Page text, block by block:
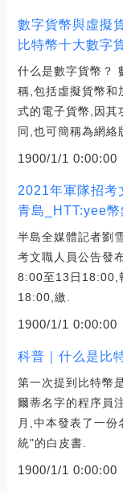
數字貨幣與虛擬
比特幣十大數字
什么是數字貨幣？
稱,包括虛擬貨幣和
式的電子貨幣,因其
同,也可簡稱為網絡
1900/1/1 0:00:00
2021年軍隊招考
青島_HTT:yee
半島全媒體記者劉
考文職人員公告發
8:00至13日18:00,
18:00,繳.
1900/1/1 0:00:00
科普｜什么是比
第一次提到比特幣
爾蒂名字的程序員
月,中本發表了一
統"的白皮書.
1900/1/1 0:00:00